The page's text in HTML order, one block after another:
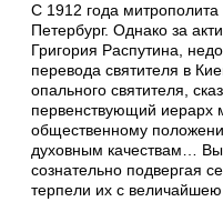
С 1912 года
Петербург. Однако за
Григория Распутина,
перевода святителя в
опального святителя,
первенствующий иерарх
общественному
духовным качествам… Вы
сознательно подвергая
терпели их с